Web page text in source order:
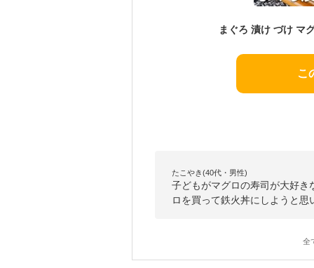
こ
たこやき(40代・男性)
子どもがマグロの寿司が大好
ロを買って鉄火丼にしようと思
全